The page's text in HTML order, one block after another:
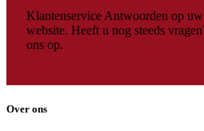
Klantenservice Antwoorden op
website. Heeft u nog steeds
ons op.
Over ons